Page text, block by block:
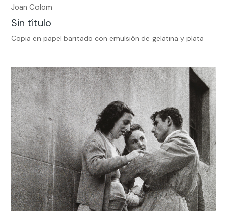
Joan Colom
Sin título
Copia en papel baritado con emulsión de gelatina y plata